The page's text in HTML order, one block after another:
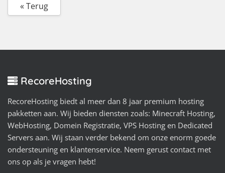
« Terug
RecoreHosting
RecoreHosting biedt al meer dan 8 jaar premium hosting
pakketten aan. Wij bieden diensten zoals: Minecraft Hosting,
WebHosting, Domein Registratie, VPS Hosting en Dedicated
Servers aan. Wij staan verder bekend om onze enorm goede
ondersteuning en klantenservice. Neem gerust contact met
ons op als je vragen hebt!